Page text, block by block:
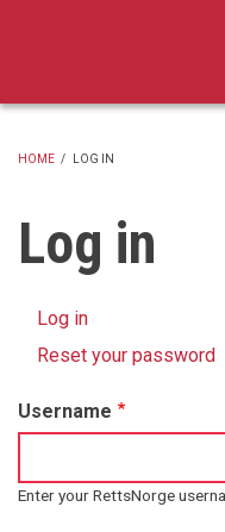
HOME / LOG IN
Log in
Primary
Log in
tab)
Reset your password
Username
Enter your RettsNorge